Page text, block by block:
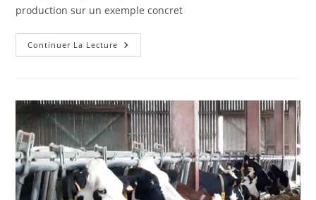
production sur un exemple concret
Continuer La Lecture Comprendre
La
Calculer
Et
Analyser
Le
Prix
D’équilibre
De
Son
Atelier
Laitier